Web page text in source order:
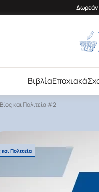
Δωρεάν
ΒιβλίαΕποχιακά
και Πολιτεία #2
και Πολιτεία